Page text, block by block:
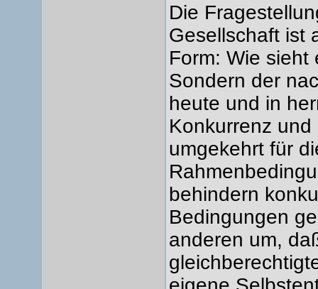
Die
Gesellschaft ist
Form: Wie
Sondern der
heute und in
Konkurrenz
umgekehrt für
behindern
Bedingungen
anderen um,